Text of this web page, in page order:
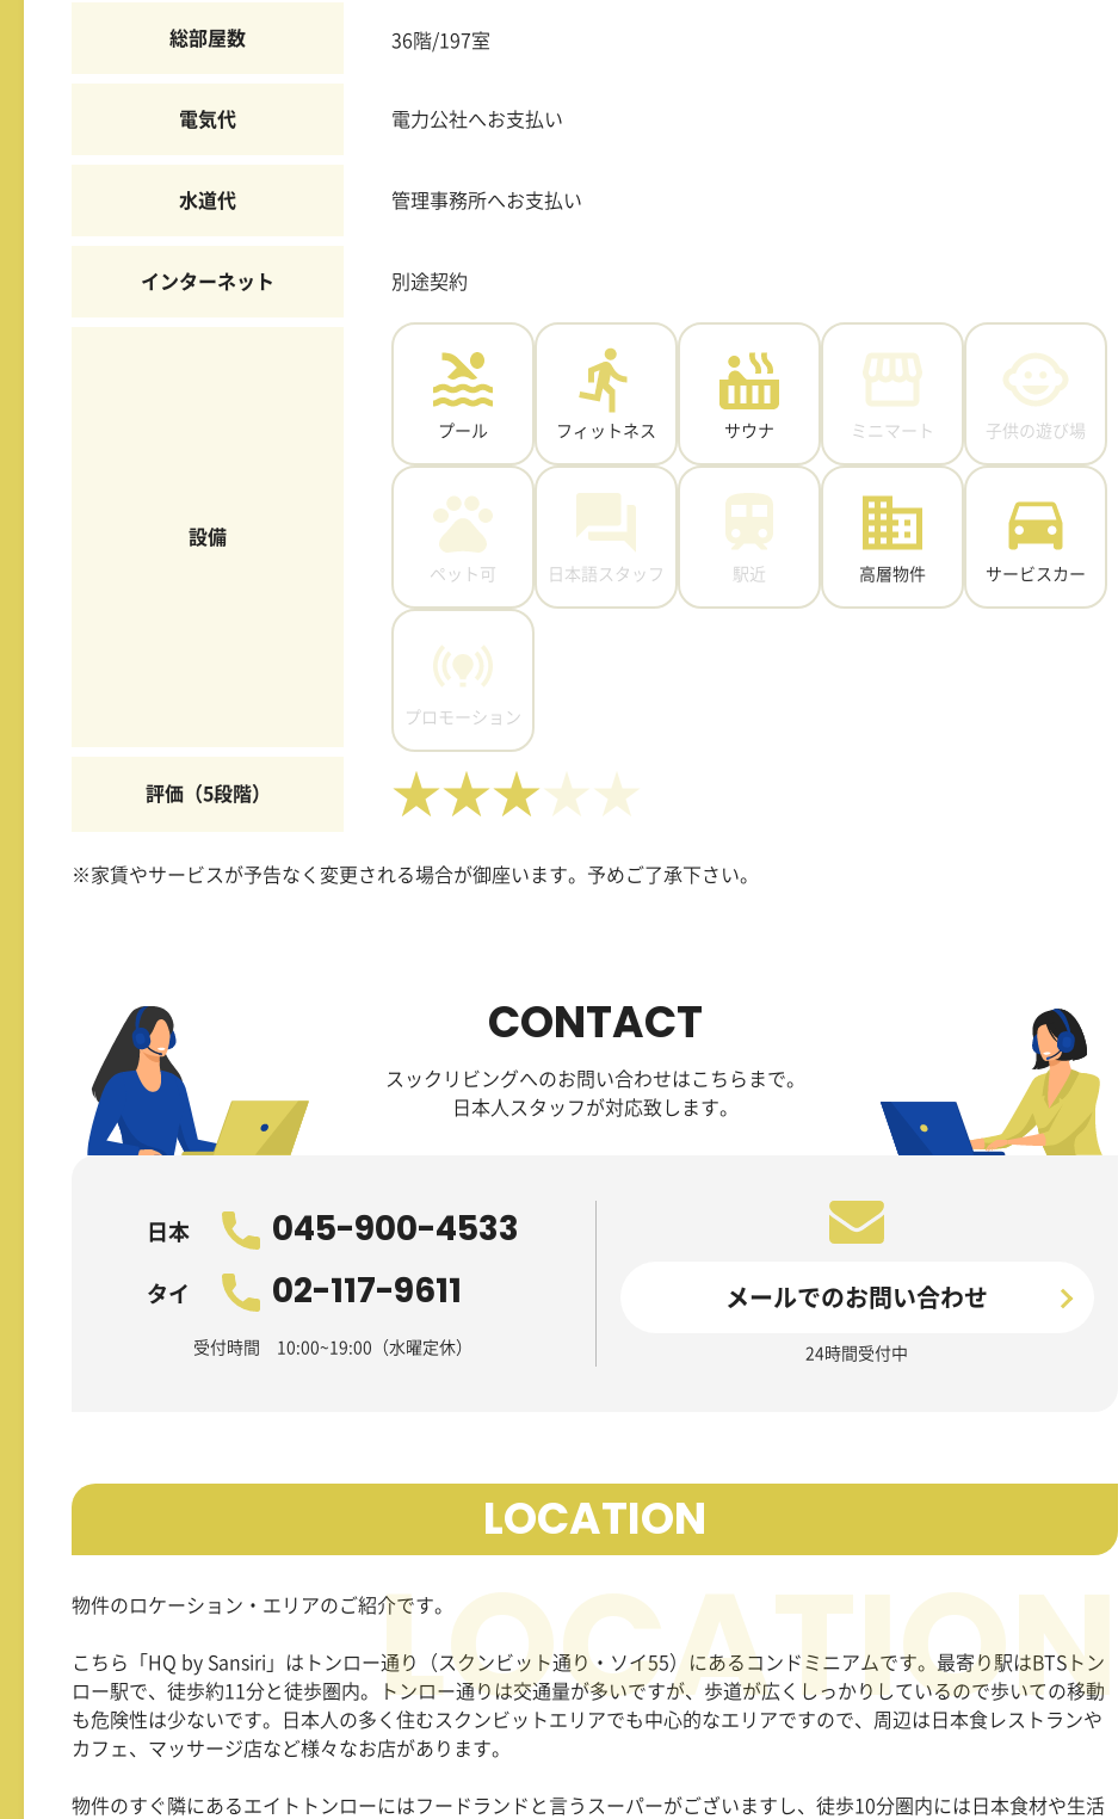
総部屋数 36階/197室
電気代 電力公社へお支払い
水道代 管理事務所へお支払い
インターネット 別途契約
設備
プール フィットネス サウナ ミニマート 子供の遊び場
ペット可 日本語スタッフ 駅近 高層物件 サービスカー
プロモーション
評価（5段階） ★★★
※家賃やサービスが予告なく変更される場合が御座います。予めご了承下さい。
CONTACT
スックリビングへのお問い合わせはこちらまで。
日本人スタッフが対応致します。
日本 045-900-4533
タイ 02-117-9611
受付時間 10:00~19:00（水曜定休）
メールでのお問い合わせ
24時間受付中
LOCATION
物件のロケーション・エリアのご紹介です。
こちら「HQ by Sansiri」はトンロー通り（スクンビット通り・ソイ55）にあるコンドミニアムです。最寄り駅はBTS トン
ロー駅で、徒歩約11分と徒歩圏内。トンロー通りは交通量が多いですが、歩道が広くしっかりしているので歩いての移動
も危険性は少ないです。日本人の多く住むスクンビットエリアでも中心的なエリアですので、周辺は日本食レストランや
カフェ、マッサージ店など様々なお店があります。
物件のすぐ隣にあるエイトトンローにはフードランドと言うスーパーがございますし、徒歩10分圏内には日本食材や生活